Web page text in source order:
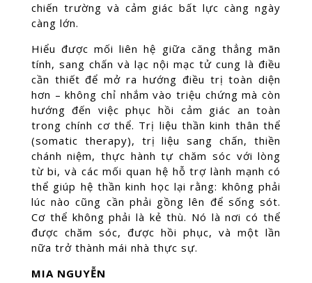
chiến trường và cảm giác bất lực càng ngày
càng lớn.
Hiểu được mối liên hệ giữa căng thẳng mãn
tính, sang chấn và lạc nội mạc tử cung là điều
cần thiết để mở ra hướng điều trị toàn diện
hơn – không chỉ nhắm vào triệu chứng mà còn
hướng đến việc phục hồi cảm giác an toàn
trong chính cơ thể. Trị liệu thần kinh thân thể
(somatic therapy), trị liệu sang chấn, thiền
chánh niệm, thực hành tự chăm sóc với lòng
từ bi, và các mối quan hệ hỗ trợ lành mạnh có
thể giúp hệ thần kinh học lại rằng: không phải
lúc nào cũng cần phải gồng lên để sống sót.
Cơ thể không phải là kẻ thù. Nó là nơi có thể
được chăm sóc, được hồi phục, và một lần
nữa trở thành mái nhà thực sự.
MIA NGUYỄN